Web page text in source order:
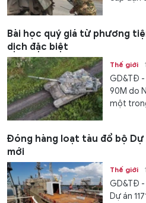
Bài học quý giá từ phương
dịch đặc biệt
Thế giới
GD&TĐ -
90M do
một
Đóng hàng loạt tàu đổ bộ Dự
mới
Thế giới
GD&TĐ -
Dự án